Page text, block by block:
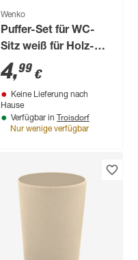
Wenko
Puffer-Set für WC-
Sitz weiß für Holz-
und Polyresin WC-
Sitze
4,99 €
Keine Lieferung nach
Hause
Verfügbar in Troisdorf
Nur wenige verfügbar